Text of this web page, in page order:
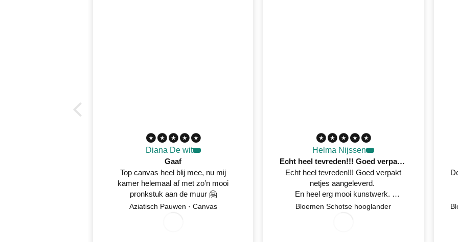
Diana De wit
Gaaf
Top canvas heel blij mee, nu mij
kamer helemaal af met zo’n mooi
pronkstuk aan de muur 🤗
Aziatisch Pauwen · Canvas
Helma Nijssen
Echt heel tevreden!!! Goed verpakt netjes aangeleverd
Echt heel tevreden!!! Goed verpakt
netjes aangeleverd.
En heel erg mooi kunstwerk.
Netjes op tijd een mail gestuurd
Bloemen Schotse hooglander